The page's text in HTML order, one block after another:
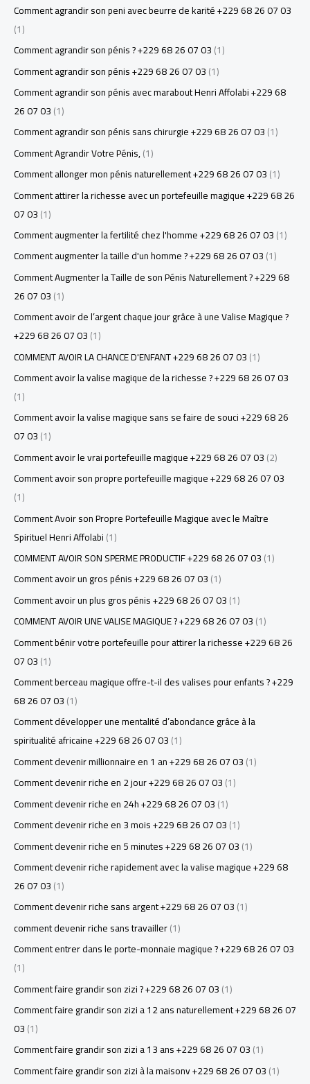
Comment agrandir son peni avec beurre de karité +229 68 26 07 03
(1)
Comment agrandir son pénis ? +229 68 26 07 03(1)
Comment agrandir son pénis +229 68 26 07 03(1)
Comment agrandir son pénis avec marabout Henri Affolabi +229 68
26 07 03(1)
Comment agrandir son pénis sans chirurgie +229 68 26 07 03(1)
Comment Agrandir Votre Pénis,(1)
Comment allonger mon pénis naturellement +229 68 26 07 03(1)
Comment attirer la richesse avec un portefeuille magique +229 68 26
07 03(1)
Comment augmenter la fertilité chez l'homme +229 68 26 07 03(1)
Comment augmenter la taille d'un homme ? +229 68 26 07 03(1)
Comment Augmenter la Taille de son Pénis Naturellement ? +229 68
26 07 03(1)
Comment avoir de l’argent chaque jour grâce à une Valise Magique ?
+229 68 26 07 03(1)
COMMENT AVOIR LA CHANCE D'ENFANT +229 68 26 07 03(1)
Comment avoir la valise magique de la richesse ? +229 68 26 07 03
(1)
Comment avoir la valise magique sans se faire de souci +229 68 26
07 03(1)
Comment avoir le vrai portefeuille magique +229 68 26 07 03(2)
Comment avoir son propre portefeuille magique +229 68 26 07 03
(1)
Comment Avoir son Propre Portefeuille Magique avec le Maître
Spirituel Henri Affolabi(1)
COMMENT AVOIR SON SPERME PRODUCTIF +229 68 26 07 03(1)
Comment avoir un gros pénis +229 68 26 07 03(1)
Comment avoir un plus gros pénis +229 68 26 07 03(1)
COMMENT AVOIR UNE VALISE MAGIQUE ? +229 68 26 07 03(1)
Comment bénir votre portefeuille pour attirer la richesse +229 68 26
07 03(1)
Comment berceau magique offre-t-il des valises pour enfants ? +229
68 26 07 03(1)
Comment développer une mentalité d’abondance grâce à la
spiritualité africaine +229 68 26 07 03(1)
Comment devenir millionnaire en 1 an +229 68 26 07 03(1)
Comment devenir riche en 2 jour +229 68 26 07 03(1)
Comment devenir riche en 24h +229 68 26 07 03(1)
Comment devenir riche en 3 mois +229 68 26 07 03(1)
Comment devenir riche en 5 minutes +229 68 26 07 03(1)
Comment devenir riche rapidement avec la valise magique +229 68
26 07 03(1)
Comment devenir riche sans argent +229 68 26 07 03(1)
comment devenir riche sans travailler(1)
Comment entrer dans le porte-monnaie magique ? +229 68 26 07 03
(1)
Comment faire grandir son zizi ? +229 68 26 07 03(1)
Comment faire grandir son zizi a 12 ans naturellement +229 68 26 07
03(1)
Comment faire grandir son zizi a 13 ans +229 68 26 07 03(1)
Comment faire grandir son zizi à la maisonv +229 68 26 07 03(1)